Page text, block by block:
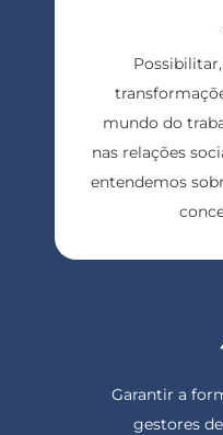
mundo do
nas relações
entendemos
Garantir a
gestores